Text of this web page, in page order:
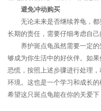
避免冲动购买
无论未来是否继续养龟，
长期的责任，需要仔细考虑自己
养护斑点龟虽然需要一定
够成为你生活中的好伙伴。如
恐慌，按照上述步骤进行处理
环境。这也是一个学习和成长
希望这只斑点龟能在你的关爱下